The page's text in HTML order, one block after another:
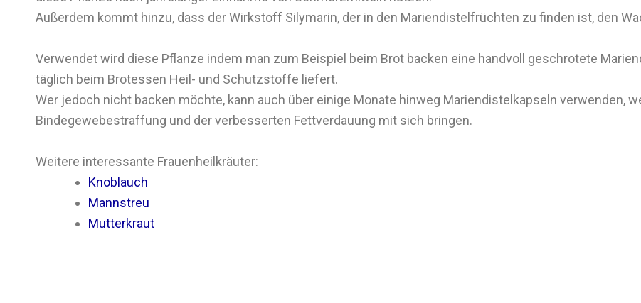
Außerdem kommt hinzu, dass der Wirkstoff Silymarin, der in den Mariendistelfrüchten zu finden ist, den
Verwendet wird diese Pflanze indem man zum Beispiel beim Brot backen eine handvoll geschrotete
täglich beim Brotessen Heil- und Schutzstoffe liefert.
Wer jedoch nicht backen möchte, kann auch über einige Monate hinweg Mariendistelkapseln verwenden,
Bindegewebestraffung und der verbesserten Fettverdauung mit sich bringen.
Weitere interessante Frauenheilkräuter:
Knoblauch
Mannstreu
Mutterkraut